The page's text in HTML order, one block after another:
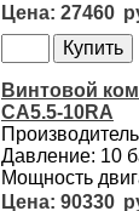
27460
Винтовой
CA5.5-10RA
Давление: 10
Мощность
90330